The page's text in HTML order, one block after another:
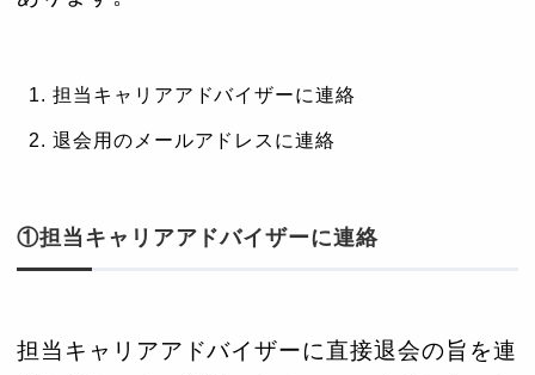
担当キャリアアドバイザーに連絡
退会用のメールアドレスに連絡
①担当キャリアアドバイザーに連絡
担当キャリアアドバイザーに直接退会の旨を連